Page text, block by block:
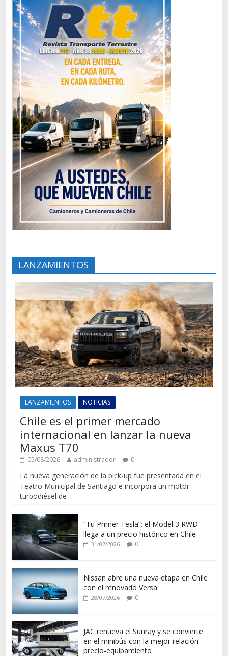
LANZAMIENTOS
LANZAMIENTOS NOTICIAS
Chile es el primer mercado
internacional en lanzar la nueva
Maxus T70
05/08/2026 administrador 0
La nueva generación de la pick-up fue presentada en el
Teatro Municipal de Santiago e incorpora un motor
turbodiésel de
“Tu Primer Tesla”: el Model 3 RWD
llega a un precio histórico en Chile
31/07/2026 0
Nissan abre una nueva etapa en Chile
con el renovado Versa
28/07/2026 0
JAC renueva el Sunray y se convierte
en el minibús con la mejor relación
precio-equipamiento